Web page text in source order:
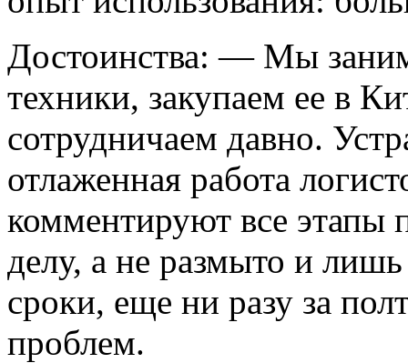
Достоинства: — Мы
техники, закупаем ее в
сотрудничаем давно.
отлаженная работа
комментируют все этапы
делу, а не размыто и
сроки, еще ни разу за
проблем.